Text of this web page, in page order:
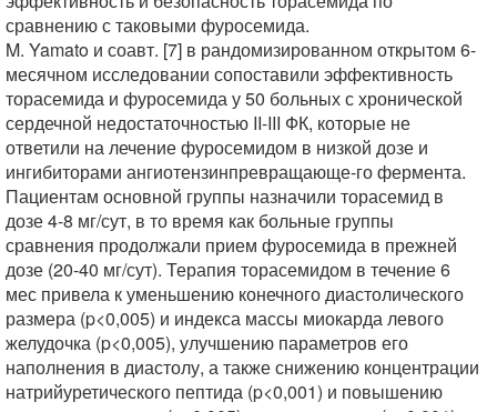
сравнению с таковыми фуросемида.
M. Yamato и соавт. [7] в рандомизированном открытом 6-
месячном исследовании сопоставили эффективность
торасемида и фуросемида у 50 больных с хронической
сердечной недостаточностью II-III ФК, которые не
ответили на лечение фуросемидом в низкой дозе и
ингибиторами ангиотензинпревращающе-го фермента.
Пациентам основной группы назначили торасемид в
дозе 4-8 мг/сут, в то время как больные группы
сравнения продолжали прием фуросемида в прежней
дозе (20-40 мг/сут). Терапия торасемидом в течение 6
мес привела к уменьшению конечного диастолического
размера (p<0,005) и индекса массы миокарда левого
желудочка (p<0,005), улучшению параметров его
наполнения в диастолу, а также снижению концентрации
натрийуретического пептида (p<0,001) и повышению